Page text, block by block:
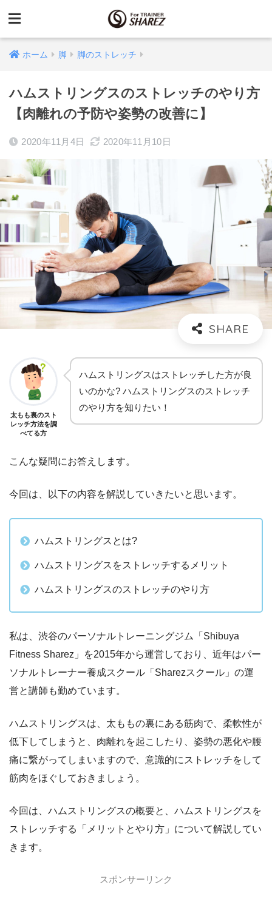
ホーム 脚 脚のストレッチ
ハムストリングスのストレッチのやり方
【肉離れの予防や姿勢の改善に】
2020年11月4日 2020年11月10日
太もも裏のスト
レッチ方法を調
べてる方
ハムストリングスはストレッチした方が良
いのかな? ハムストリングスのストレッチ
のやり方を知りたい！
こんな疑問にお答えします。
今回は、以下の内容を解説していきたいと思います。
ハムストリングスとは?
ハムストリングスをストレッチするメリット
ハムストリングスのストレッチのやり方
私は、渋谷のパーソナルトレーニングジム「Shibuya
Fitness Sharez」を2015年から運営しており、近年はパー
ソナルトレーナー養成スクール「Sharezスクール」の運
営と講師も勤めています。
ハムストリングスは、太ももの裏にある筋肉で、柔軟性が
低下してしまうと、肉離れを起こしたり、姿勢の悪化や腰
痛に繋がってしまいますので、意識的にストレッチをして
筋肉をほぐしておきましょう。
今回は、ハムストリングスの概要と、ハムストリングスを
ストレッチする「メリットとやり方」について解説してい
きます。
スポンサーリンク